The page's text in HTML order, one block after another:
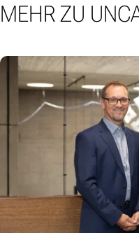
MEHR ZU